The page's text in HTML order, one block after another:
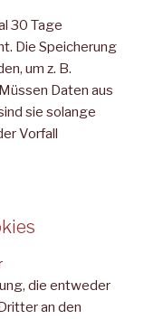
30 Tage
Die Speicherung
um z. B.
Daten aus
sie solange
Vorfall
die entweder
an den